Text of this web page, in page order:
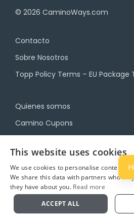
© 2026 CaminoWays.com
Contacto
Sobre Nosotros
Topp Policy Terms – EU Package
Quienes somos
Camino Cupons
Términos y Condiciones
This website uses cookies
We use cookies to personalise content
We share this data with partners who
they have about you. Read more
ACCEPT ALL